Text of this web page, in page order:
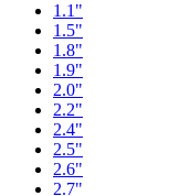
1.1"
1.5"
1.8"
1.9"
2.0"
2.2"
2.4"
2.5"
2.6"
2.7"